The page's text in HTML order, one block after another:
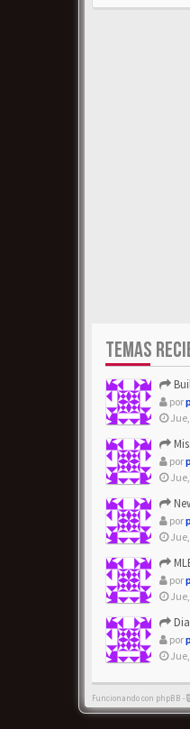
TEMAS
Build
por
Jue,
por
Jue,
New
por
Jue,
MLB
por
Jue,
por
Jue,
Funcionando con phpBB -